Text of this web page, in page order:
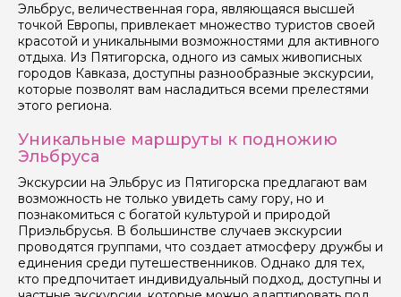
Эльбрус, величественная гора, являющаяся высшей
точкой Европы, привлекает множество туристов своей
красотой и уникальными возможностями для активного
отдыха. Из Пятигорска, одного из самых живописных
городов Кавказа, доступны разнообразные экскурсии,
которые позволят вам насладиться всеми прелестями
этого региона.
Уникальные маршруты к подножию
Эльбруса
Экскурсии на Эльбрус из Пятигорска предлагают вам
возможность не только увидеть саму гору, но и
познакомиться с богатой культурой и природой
Приэльбрусья. В большинстве случаев экскурсии
проводятся группами, что создает атмосферу дружбы и
единения среди путешественников. Однако для тех,
кто предпочитает индивидуальный подход, доступны и
Задайте свой вопрос гиду
Ваша электронная почта
Ваш номер телефона